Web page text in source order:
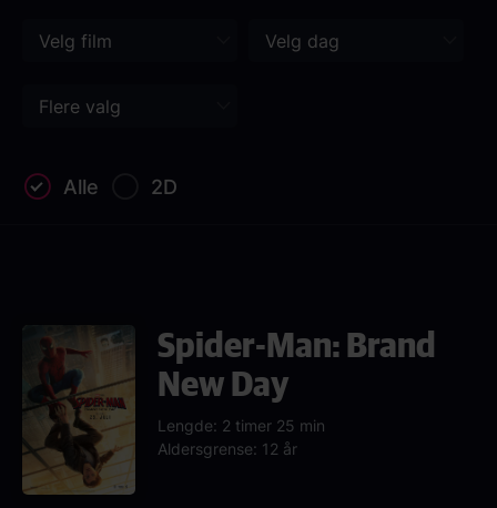
Alle 2D
Spider-Man: Brand
New Day
Lengde: 2 timer 25 min
Aldersgrense: 12 år